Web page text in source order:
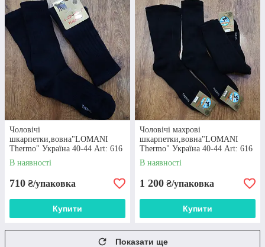
Чоловічі
шкарпетки,вовна"LOMANI
Thermo" Україна 40-44 Art: 616
Тактичні / 12 пар
В наявності
710 ₴/упаковка
Купити
Чоловічі махрові
шкарпетки,вовна"LOMANI
Thermo" Україна 40-44 Art: 616
Тактичні / 12 пар
В наявності
1 200 ₴/упаковка
Купити
Показати ще